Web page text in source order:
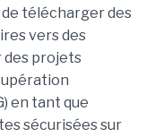
télécharger des
vers des
des projets
en tant que
sécurisées sur